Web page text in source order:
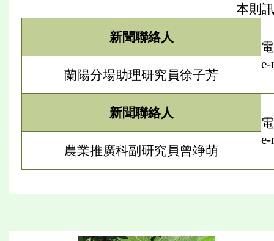
本則
新聞聯絡人
蘭陽分場助理研究員徐子芳
新聞聯絡人
農業推廣科副研究員曾竫萌